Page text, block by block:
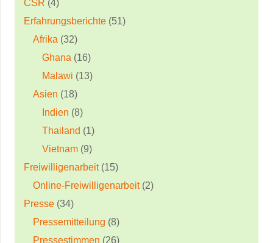
CSR (4)
Erfahrungsberichte (51)
Afrika (32)
Ghana (16)
Malawi (13)
Asien (18)
Indien (8)
Thailand (1)
Vietnam (9)
Freiwilligenarbeit(15)
Online-Freiwilligenarbeit(2)
Presse (34)
Pressemitteilung (8)
Pressestimmen (26)